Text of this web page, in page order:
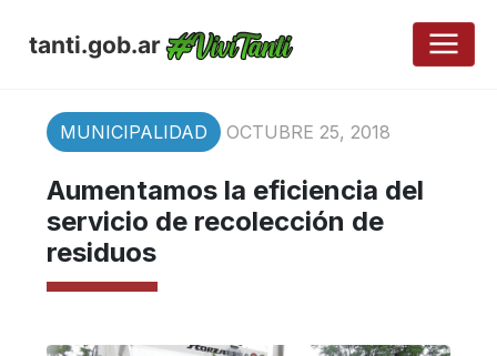
tanti.gob.ar
MUNICIPALIDAD OCTUBRE 25, 2018
Aumentamos la eficiencia del
servicio de recolección de
residuos